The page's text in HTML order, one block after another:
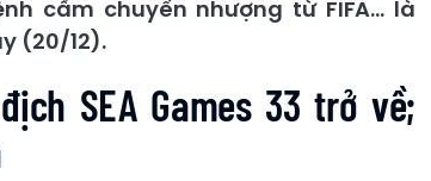
cấm chuyển nhượng từ FIFA... là
(20/12).
SEA Games 33 trở về;